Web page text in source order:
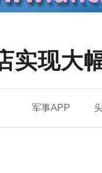
实现大
军事APP